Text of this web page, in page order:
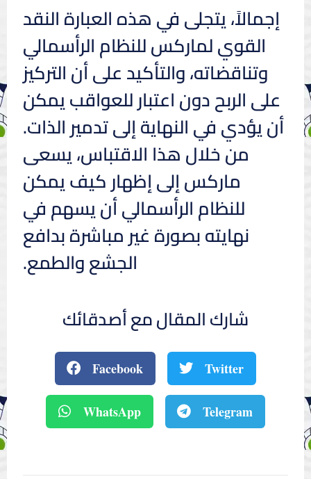
إجمالاً، يتجلى في هذه العبارة النقد
القوي لماركس للنظام الرأسمالي
وتناقضاته، والتأكيد على أن التركيز
على الربح دون اعتبار للعواقب يمكن
أن يؤدي في النهاية إلى تدمير الذات.
من خلال هذا الاقتباس، يسعى
ماركس إلى إظهار كيف يمكن
للنظام الرأسمالي أن يسهم في
نهايته بصورة غير مباشرة بدافع
الجشع والطمع.
شارك المقال مع أصدقائك
Facebook Twitter
WhatsApp Telegram